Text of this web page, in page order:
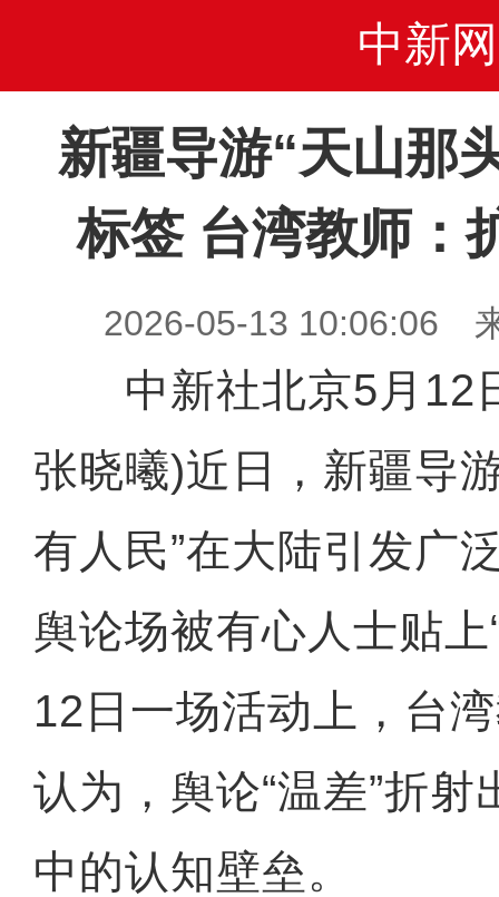
中新网
新疆导游“天山那
标签 台湾教师：
2026-05-13 10:06:06
中新社北京5月12
张晓曦)近日，新疆导
有人民”在大陆引发广
舆论场被有心人士贴上
12日一场活动上，台
认为，舆论“温差”折
中的认知壁垒。